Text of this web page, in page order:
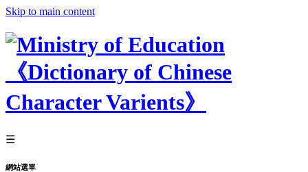
Skip to main content
☰
網站選單